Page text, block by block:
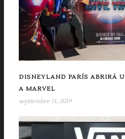
DISNEYLAND PARÍS ABRIRÁ
A MARVEL
septiembre 11, 2019